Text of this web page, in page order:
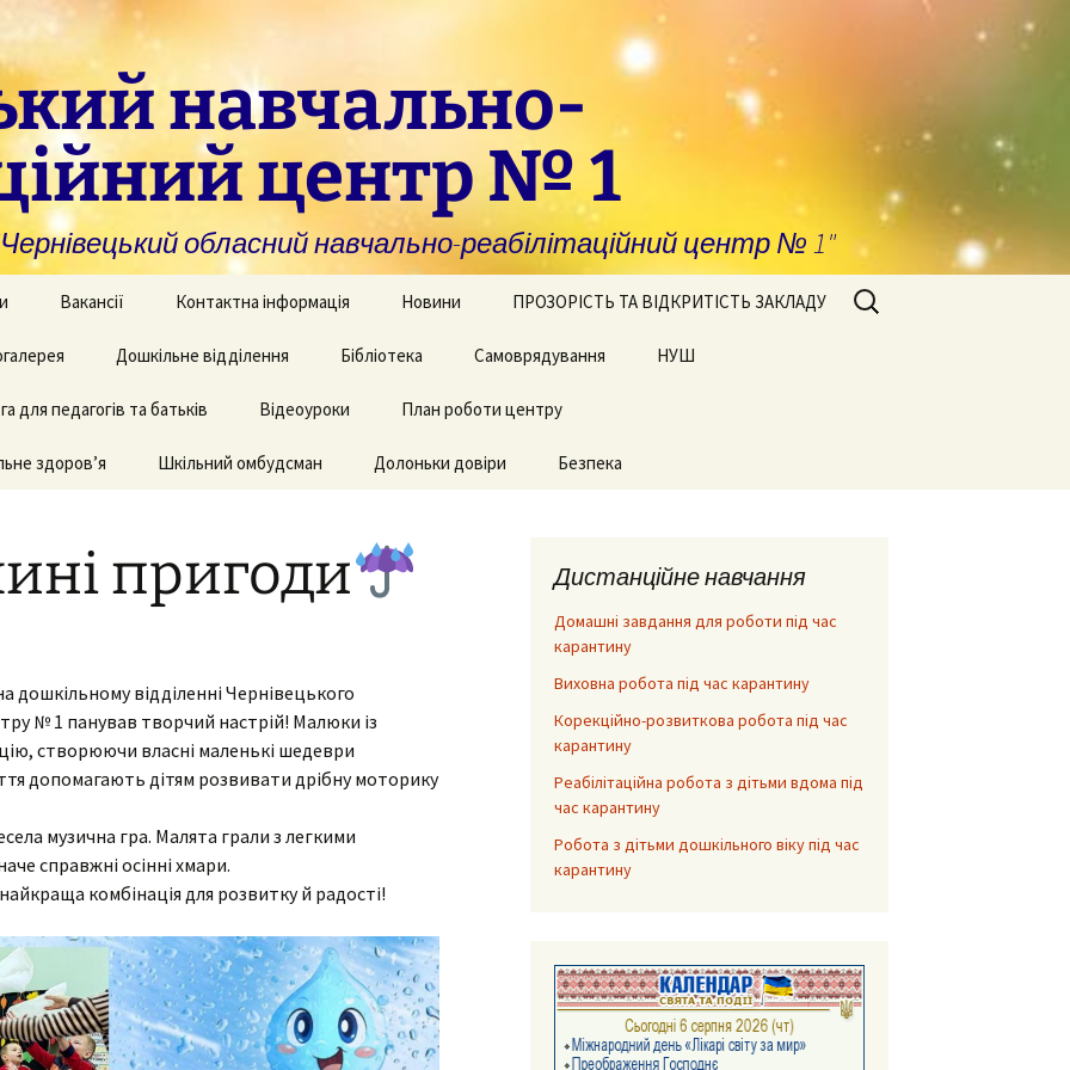
навчально-
центр № 1
обласний навчально-реабілітаційний центр № 1"
закладам із
та
навчання
послуги для
та виховання
батьків
Вакансії Контактна інформація Новини ПРОЗОРІСТЬ ТА ВІДКРИТІСТЬ ЗАКЛАДУ
Запобігання та
виявлення корупції
Фінансова звітність
з
творчих робіт
приміщень
Дошкільне відділення
Рекомендації для
Бібліотека Самоврядування НУШ
для педагогів та батьків Відеоуроки План роботи центру
здоров’я Шкільний омбудсман Долоньки довіри Безпека
Пошук:
пригоди
дошкільному відділенні Чернівецького
№ 1 панував творчий настрій! Малюки із
створюючи власні маленькі шедеври
допомагають дітям розвивати дрібну моторику
музична гра. Малята грали з легкими
справжні осінні хмари.
комбінація для розвитку й радості!
Дистанційне навчання
Домашні завдання для роботи під час
карантину
Виховна робота під час карантину
Корекційно-розвиткова робота під час
карантину
Реабілітаційна робота з дітьми вдома під
час карантину
Робота з дітьми дошкільного віку під час
карантину